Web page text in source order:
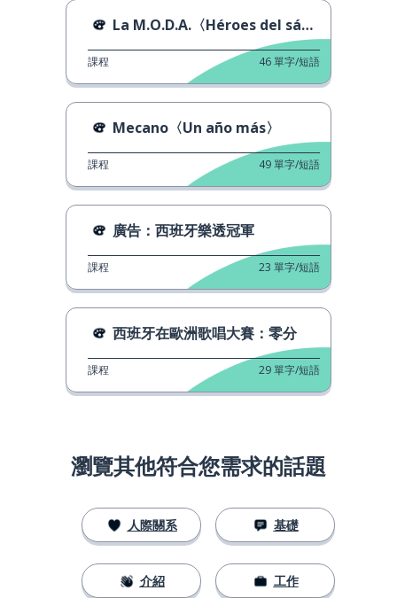
La M.O.D.A.〈Héroes del sábado〉
課程 46單字/短語
Mecano〈Un año más〉
課程 49單字/短語
廣告：西班牙樂透冠軍
課程 23 單字/短語
西班牙在歐洲歌唱大賽：零分
課程 29單字/短語
瀏覽其他符合您需求的話題
人際關系
介紹
基礎
工作